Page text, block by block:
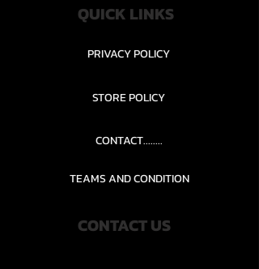
QUICK LINKS
PRIVACY POLICY
STORE POLICY
CONTACT........
TEAMS AND CONDITION
CONTACT US